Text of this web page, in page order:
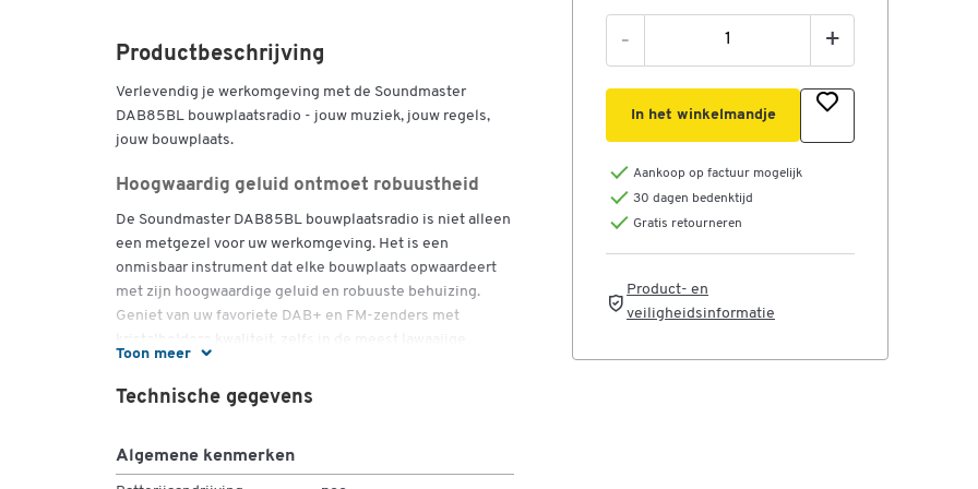
Toon meer
Productbeschrijving
Verlevendig je werkomgeving met de Soundmaster
DAB85BL bouwplaatsradio - jouw muziek, jouw regels,
jouw bouwplaats.
Hoogwaardig geluid ontmoet robuustheid
De Soundmaster DAB85BL bouwplaatsradio is niet alleen
een metgezel voor uw werkomgeving. Het is een
onmisbaar instrument dat elke bouwplaats opwaardeert
met zijn hoogwaardige geluid en robuuste behuizing.
Geniet van uw favoriete DAB+ en FM-zenders met
werkomgevingen.
Innovatieve functies voor dagelijks werk
aan functies: Van Bluetooth-connectiviteit tot het
Technische gegevens
Algemene kenmerken
- +
In het winkelmandje
Aankoop op factuur mogelijk
30 dagen bedenktijd
Gratis retourneren
Product- en
veiligheidsinformatie